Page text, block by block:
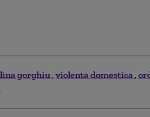
gorghiu violenta domestica